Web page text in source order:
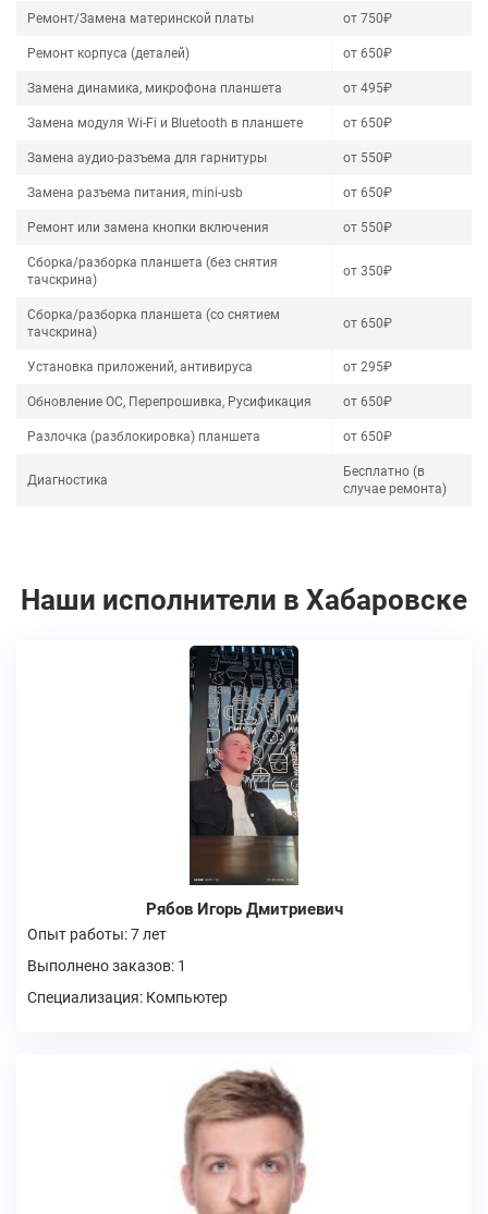
Ремонт/Замена материнской платы от 750₽
Ремонт корпуса (деталей) от 650₽
Замена динамика, микрофона планшета от 495₽
Замена модуля Wi-Fi и Bluetooth в планшете от 650₽
Замена аудио-разъема для гарнитуры от 550₽
Замена разъема питания, mini-usb от 650₽
Ремонт или замена кнопки включения от 550₽
Сборка/разборка планшета (без снятия
тачскрина)
от 350₽
Сборка/разборка планшета (со снятием
тачскрина)
от 650₽
Установка приложений, антивируса от 295₽
Обновление ОС, Перепрошивка, Русификация от 650₽
Разлочка (разблокировка) планшета от 650₽
Диагностика
Бесплатно (в
случае ремонта)
Наши исполнители в Хабаровске
Рябов Игорь Дмитриевич
Опыт работы: 7 лет
Выполнено заказов: 1
Специализация: Компьютер